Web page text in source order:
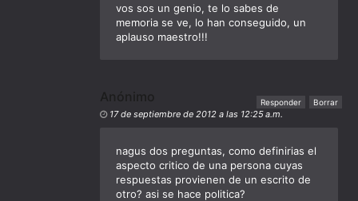
vos sos un genio, te lo sabes de
memoria se ve, lo han conseguido, un
aplauso maestro!!!
Anónimo
17 de septiembre de 2012 a las 12:25 a.m.
nagus dos preguntas, como definirias el
aspecto critico de una persona cuyas
respuestas provienen de un escrito de
otro? asi se hace politica?
Responder Borrar